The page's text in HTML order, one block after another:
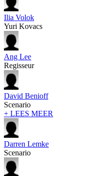
Ilia Volok
Yuri Kovacs
Ang Lee
Regisseur
David Benioff
Scenario
+ LEES MEER
Darren Lemke
Scenario